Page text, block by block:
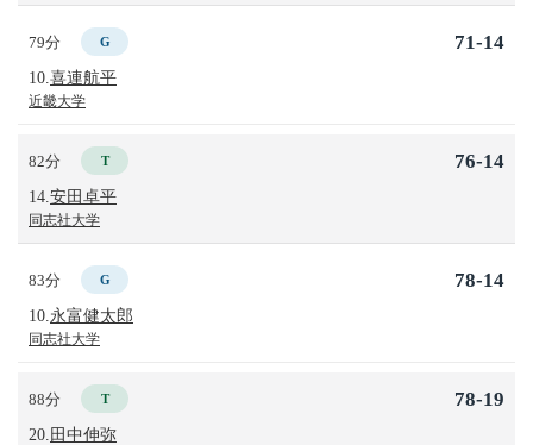
79分 G
10. 喜連航平
近畿大学
71-14
82分 T
14. 安田卓平
同志社大学
76-14
83分 G
10. 永富健太郎
同志社大学
78-14
88分 T
20. 田中伸弥
78-19